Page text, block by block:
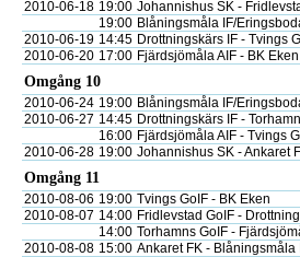
2010-06-18 19:00 Johannishus SK -
19:00 Blåningsmåla IF/
2010-06-19 14:45 Drottningskärs IF - Tvings
2010-06-20 17:00 Fjärdsjömåla AIF - BK Eken
Omgång 10
2010-06-24 19:00 Blåningsmåla IF/
2010-06-27 14:45 Drottningskärs IF -
16:00 Fjärdsjömåla AIF - Tvings
2010-06-28 19:00 Johannishus SK - Ankaret
Omgång 11
2010-08-06 19:00 Tvings GoIF - BK Eken
2010-08-07 14:00 Fridlevstad GoIF -
14:00 Torhamns GoIF -
2010-08-08 15:00 Ankaret FK - Blåningsmåla